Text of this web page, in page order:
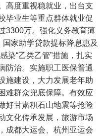
高度重视稳就业，出台支
毕业生等重点群体就业促
3300万。强化义务教育薄
国家助学贷款提标降息惠及
染“乙类乙管”措施，扎实
防治。实施职工医保普通
施建设，大力发展老年助
难群众兜底保障。有效应
好甘肃积石山地震等抢险
文化传承发展，旅游市场
成都大运会、杭州亚运会